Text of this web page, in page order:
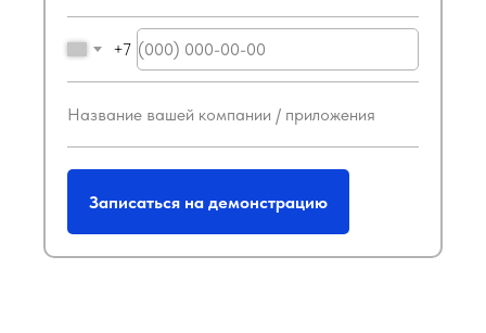
+7
Записаться на демонстрацию